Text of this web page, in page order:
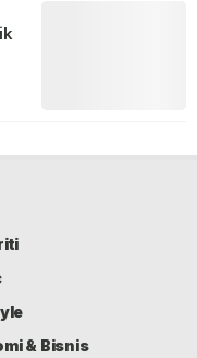
& Bisnis